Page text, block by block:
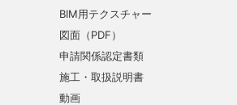
BIM用テクスチャー
図面（PDF）
申請関係認定書類
施工・取扱説明書
動画